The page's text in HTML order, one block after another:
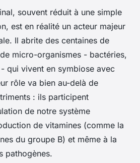
souvent réduit à une simple
est en réalité un acteur majeur
Il abrite des centaines de
micro-organismes - bactéries,
qui vivent en symbiose avec
rôle va bien au-delà de
: ils participent
de notre système
de vitamines (comme la
du groupe B) et même à la
pathogènes.